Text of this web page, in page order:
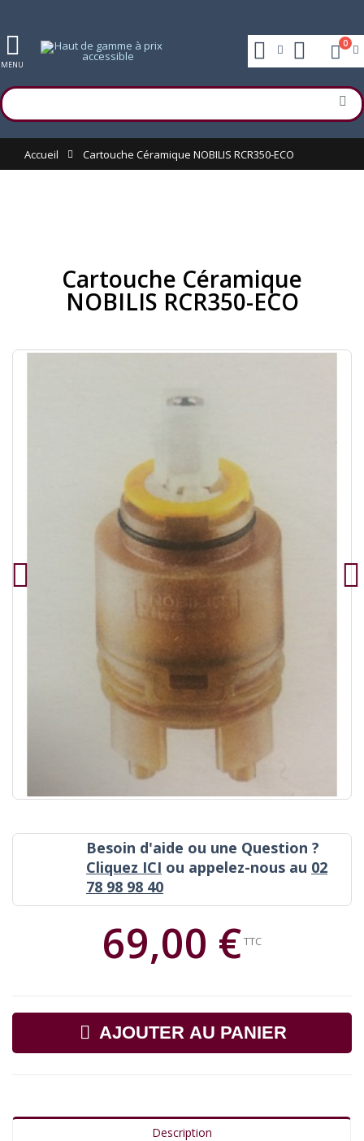
MENU
0
Accueil Cartouche Céramique NOBILIS RCR350-ECO
Cartouche Céramique
NOBILIS RCR350-ECO
Besoin d'aide ou une Question ?
Cliquez ICI ou appelez-nous au 02
78 98 98 40
69,00 €TTC
AJOUTER AU PANIER
Description